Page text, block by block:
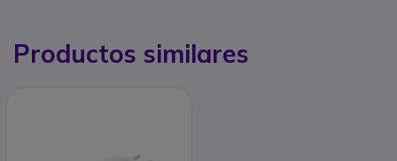
Productos similares